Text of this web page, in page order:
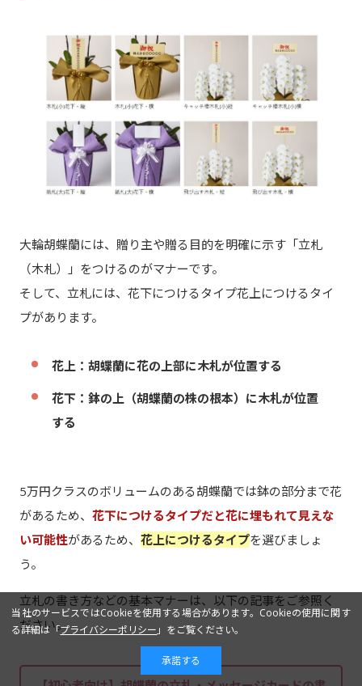
大輪胡蝶蘭には、贈り主や贈る目的を明確に示す「立札
（木札）」をつけるのがマナーです。
そして、立札には、花下につけるタイプ花上につけるタイ
プがあります。
花上：胡蝶蘭に花の上部に木札が位置する
花下：鉢の上（胡蝶蘭の株の根本）に木札が位置
する
5万円クラスのボリュームのある胡蝶蘭では鉢の部分まで花
があるため、 花下につけるタイプだと花に埋もれて見えな
い可能性があるため、 花上につけるタイプを選びましょ
う。
立札の書き方などの基本マナーは、以下の記事をご参照く
ださい。
当社のサービスではCookieを使用する場合があります。Cookieの使用に関す
る詳細は「プライバシーポリシー 」をご覧ください。
承諾する